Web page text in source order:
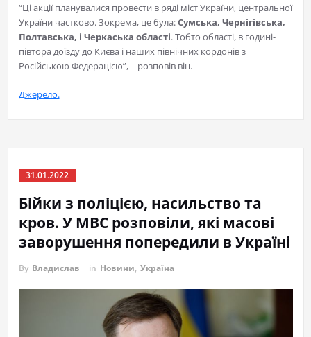
“Ці акції планувалися провести в ряді міст України, центральної
України частково. Зокрема, це була:Сумська, Чернігівська,
Полтавська, і Черкаська області. Тобто області, в годині-
півтора доїзду до Києва і наших північних кордонів з
Російською Федерацією”, – розповів він.
Джерело.
31.01.2022
Бійки з поліцією, насильство та
кров. У МВС розповіли, які масові
заворушення попередили в Україні
By Владислав in Новини, Україна